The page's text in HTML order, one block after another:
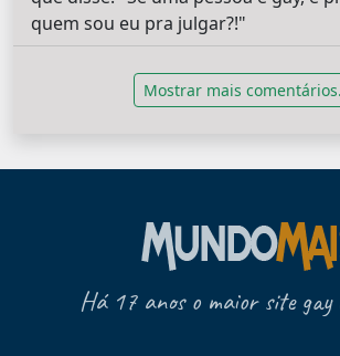
quem sou eu pra julgar?!"
Mostrar mais
Há 17 anos o maior site gay